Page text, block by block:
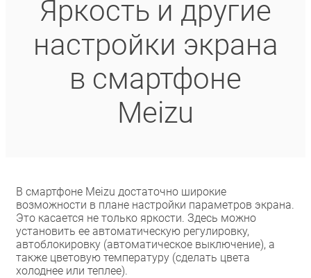
Яркость и другие
настройки экрана
в смартфоне
Meizu
В смартфоне Meizu достаточно широкие
возможности в плане настройки параметров экрана.
Это касается не только яркости. Здесь можно
установить ее автоматическую регулировку,
автоблокировку (автоматическое выключение), а
также цветовую температуру (сделать цвета
холоднее или теплее).